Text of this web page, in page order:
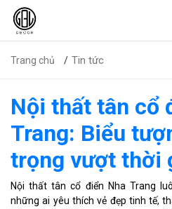
Trang chủ Tin tức
Nội thất tân cổ
Trang: Biểu
trọng vượt thời
Nội thất tân cổ điển Nha Trang
những ai yêu thích vẻ đẹp tinh tế,